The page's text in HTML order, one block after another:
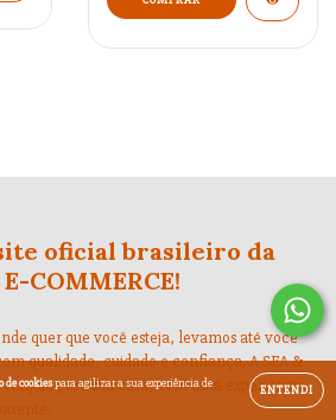
de cookiespara agilizar a sua experiência de
ENTENDI
oficial brasileiro da
COMMERCE!
quer que você esteja, levamos até você
qualidade, cuidado e confiança. A SEA &
para sua casa, com uma experiência